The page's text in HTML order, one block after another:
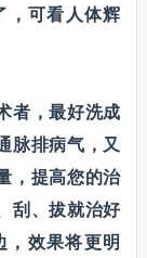
，可看人体辉
者，最好洗成
脉排病气，又
，提高您的治
刮、拔就治好
，效果将更明